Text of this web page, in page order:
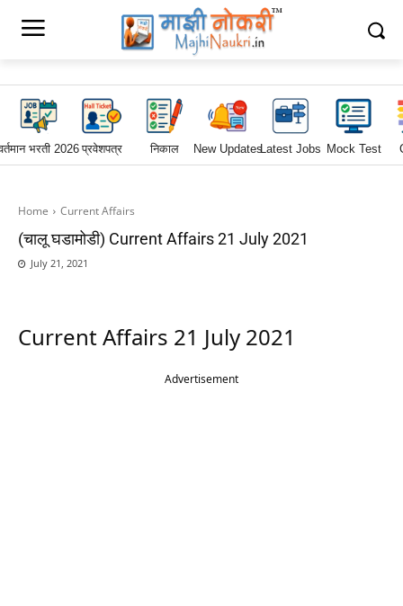
भरती 2026प्रवेशपत्र निकाल New UpdatesLatest Jobs Mock Test
Home Current Affairs
(चालू घडामोडी) Current Affairs 21 July 2021
July 21, 2021
Current Affairs 21 July 2021
Advertisement